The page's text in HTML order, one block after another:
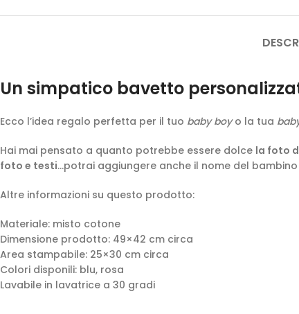
Un simpatico bavetto
Ecco l’idea regalo perfetta per il tuo baby boyo la tua
Hai mai pensato a quanto potrebbe essere dolce la foto
foto e testi…potrai aggiungere anche il nome del
Altre informazioni su questo prodotto:
Materiale: misto cotone
Dimensione prodotto: 49×42 cm circa
Area stampabile: 25×30 cm circa
Colori disponili: blu, rosa
Lavabile in lavatrice a 30 gradi